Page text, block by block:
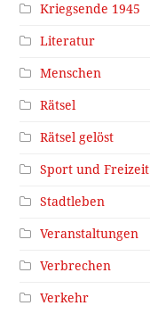
Kriegsende 1945
Literatur
Menschen
Rätsel
Rätsel gelöst
Sport und Freizeit
Stadtleben
Veranstaltungen
Verbrechen
Verkehr